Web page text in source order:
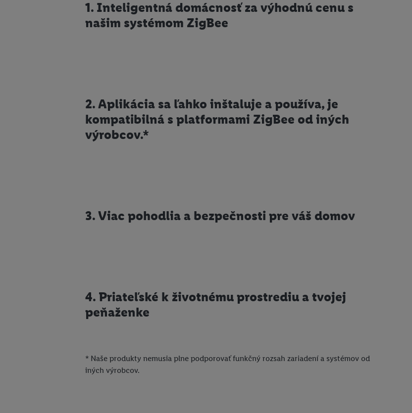
1. Inteligentná domácnosť za výhodnú cenu s
našim systémom ZigBee
2. Aplikácia sa ľahko inštaluje a používa, je
kompatibilná s platformami ZigBee od iných
výrobcov.*
3. Viac pohodlia a bezpečnosti pre váš domov
4. Priateľské k životnému prostrediu a tvojej
peňaženke
* Naše produkty nemusia plne podporovať funkčný rozsah zariadení a systémov od
iných výrobcov.